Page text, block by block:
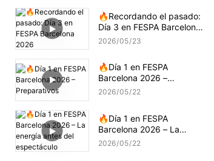
🔥Recordando el pasado:
Día 3 en FESPA Barcelona
2026
2026 05 23
🔥Día 1 en FESPA
Barcelona 2026 –
Preparativos
2026 05 22
🔥Día 1 en FESPA
Barcelona 2026 – La
energía antes del
2026 05 22